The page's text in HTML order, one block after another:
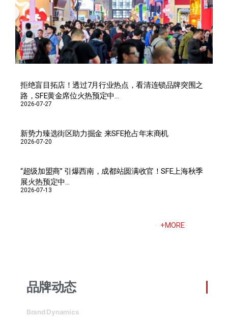
拒绝盲目拓店！透过7月行业热点，看清连锁品牌突围之
路，SFE黄金席位火热预定中…
2026-07-27
新势力臻选街区助力掘金 来SFE抢占年末商机
2026-07-20
“超级加盟商” 引爆西南，成都站圆满收官！SFE上海秋季
展火热预定中…
2026-07-13
+MORE
品牌动态
Brand Dynamics